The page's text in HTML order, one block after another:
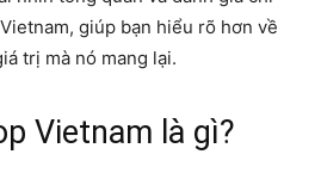
giúp bạn hiểu rõ hơn về
trị mà nó mang lại.
Vietnam là gì?